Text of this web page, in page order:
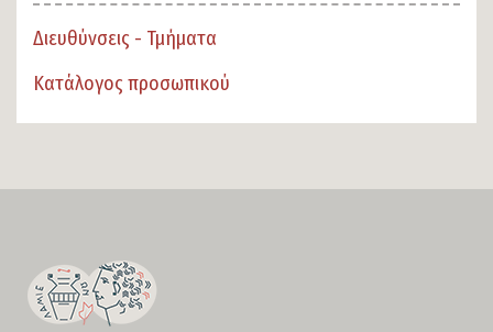
Διευθύνσεις - Τμήματα
Κατάλογος προσωπικού
FOOTER-
FIRST